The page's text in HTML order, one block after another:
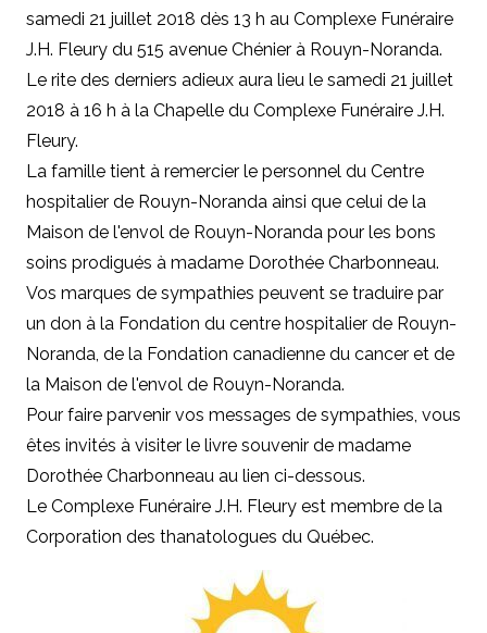
samedi 21 juillet 2018 dès 13 h au Complexe Funéraire
J.H. Fleury du 515 avenue Chénier à Rouyn-Noranda.
Le rite des derniers adieux aura lieu le samedi 21 juillet
2018 à 16 h à la Chapelle du Complexe Funéraire J.H.
Fleury.
La famille tient à remercier le personnel du Centre
hospitalier de Rouyn-Noranda ainsi que celui de la
Maison de l'envol de Rouyn-Noranda pour les bons
soins prodigués à madame Dorothée Charbonneau.
Vos marques de sympathies peuvent se traduire par
un don à la Fondation du centre hospitalier de Rouyn-
Noranda , de la Fondation canadienne du cancer et de
la Maison de l'envol de Rouyn-Noranda.
Pour faire parvenir vos messages de sympathies, vous
êtes invités à visiter le livre souvenir de madame
Dorothée Charbonneau au lien ci-dessous.
Le Complexe Funéraire J.H. Fleury est membre de la
Corporation des thanatologues du Québec.